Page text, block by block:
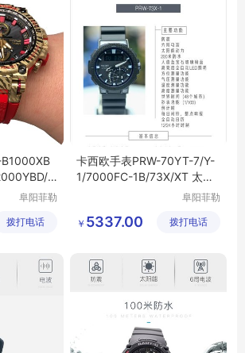
X
阜阳菲勒
公司
拨打电话
卡西欧手表PRW-70YT-7/Y-
1/7000FC-1B/73X/XT 太阳
阜阳菲勒
公司
￥ 5337.00 拨打电话